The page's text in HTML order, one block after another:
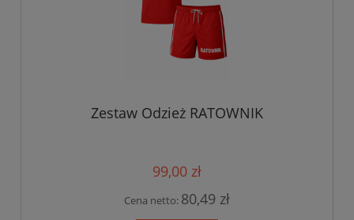
Zestaw Odzież RATOWNIK
99,00 zł
Cena netto: 80,49 zł